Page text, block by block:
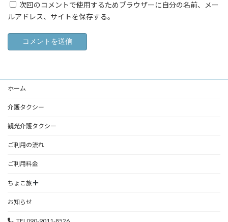
次回のコメントで使用するためブラウザーに自分の名前、メー
ルアドレス、サイトを保存する。
ホーム
介護タクシー
観光介護タクシー
ご利用の流れ
ご利用料金
ちょこ旅
お知らせ